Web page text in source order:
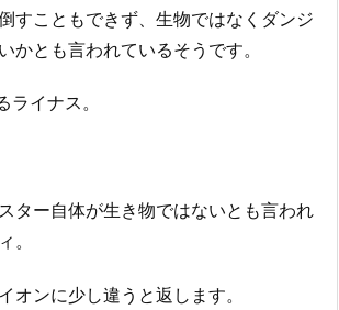
すこともできず、生物ではなくダンジ
かとも言われているそうです。
イナス。
ター自体が生き物ではないとも言われ
。
オンに少し違うと返します。